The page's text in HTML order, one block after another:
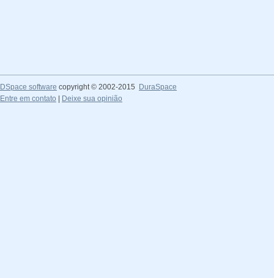
DSpace software copyright © 2002-2015
DuraSpace
Entre em contato
Deixe sua opinião